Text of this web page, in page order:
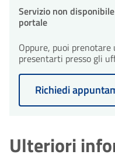
Servizio non
portale
Oppure, puoi
presentarti presso gli
Richiedi
Ulteriori